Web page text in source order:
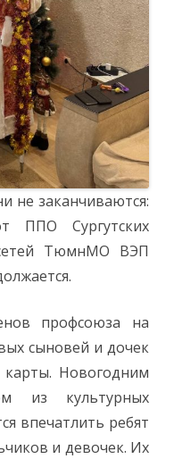
не заканчиваются:
ППО Сургутских
сетей ТюмнМО ВЭП
профсоюза на
сыновей и дочек
Новогодним
из культурных
впечатлить ребят
и девочек. Их